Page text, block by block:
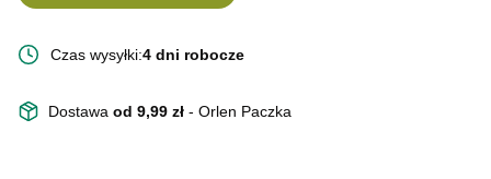
Czas wysyłki:4 dni robocze
Dostawa od 9,99 zł - Orlen Paczka